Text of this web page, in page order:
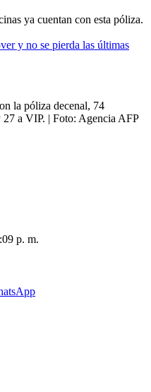
ya cuentan con esta póliza.
y no se pierda las últimas
la póliza decenal, 74
a VIP. | Foto: Agencia AFP
p. m.